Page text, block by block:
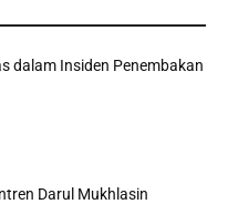
dalam Insiden Penembakan
Darul Mukhlasin